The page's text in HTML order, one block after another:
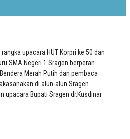
upacara HUT Korpri ke 50 dan
SMA Negeri 1 Sragen berperan
Merah Putih dan pembaca
di alun-alun Sragen
upacara Bupati Sragen dr.Kusdinar